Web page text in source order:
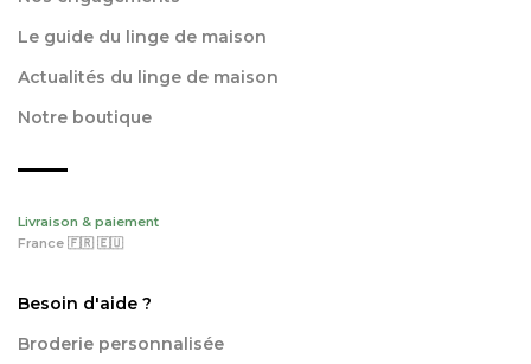
Le guide du linge de maison
Actualités du linge de maison
Notre boutique
Livraison & paiement
France 🇫🇷 🇪🇺
Besoin d'aide ?
Broderie personnalisée